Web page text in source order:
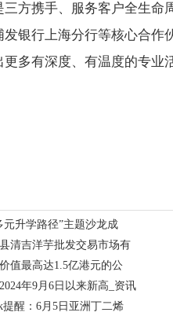
三方携手、服务客户全生命
发银行上海分行等核心合作
更多有深度、有温度的专业
元升学路径”主题沙龙成
清吉洋芋批发交易市场有
值最高达1.5亿港元的公
年9月6日以来新高_资讯
提醒：6月5日亚洲丁二烯